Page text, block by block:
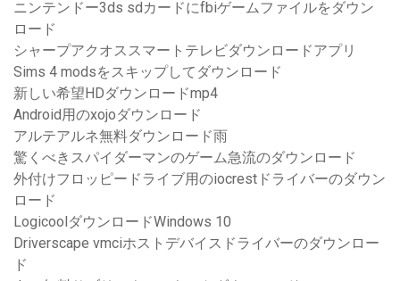
ニンテンドー3ds sdカードにfbiゲームファイルをダウン
ロード
シャープアクオススマートテレビダウンロードアプリ
Sims 4 modsをスキップしてダウンロード
新しい希望HDダウンロードmp4
Android用のxojoダウンロード
アルテアルネ無料ダウンロード雨
驚くべきスパイダーマンのゲーム急流のダウンロード
外付けフロッピードライブ用のiocrestドライバーのダウン
ロード
LogicoolダウンロードWindows 10
Driverscape vmciホストデバイスドライバーのダウンロー
ド